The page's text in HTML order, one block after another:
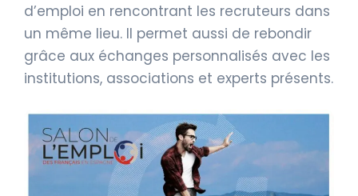
d’emploi en rencontrant les recruteurs dans
un même lieu. Il permet aussi de rebondir
grâce aux échanges personnalisés avec les
institutions, associations et experts présents.